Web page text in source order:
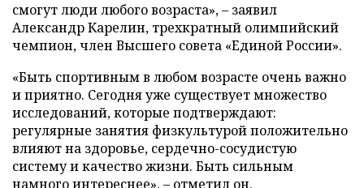
смогут люди любого возраста», – заявил
Александр Карелин, трехкратный олимпийский
чемпион, член Высшего совета «Единой России».
«Быть спортивным в любом возрасте очень важно
и приятно. Сегодня уже существует множество
исследований, которые подтверждают:
регулярные занятия физкультурой положительно
влияют на здоровье, сердечно-сосудистую
систему и качество жизни. Быть сильным
намного интереснее», – отметил он.